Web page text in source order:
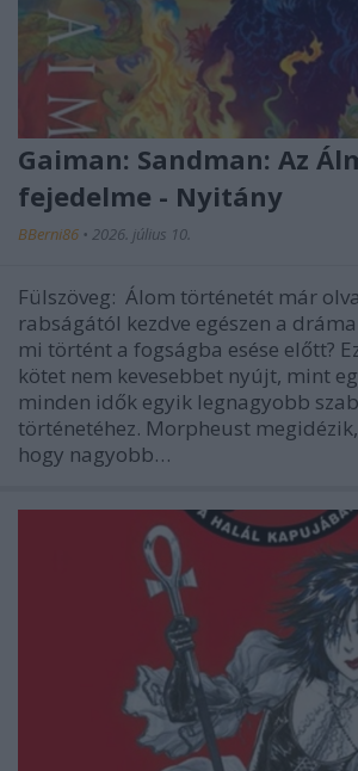
Gaiman: Sandman: Az
fejedelme - Nyitány
BBerni86 • 2026. július 10.
Fülszöveg: Álom történetét már
rabságától kezdve egészen a
mi történt a fogságba esése előtt?
kötet nem kevesebbet nyújt, mint
minden idők egyik legnagyobb
történetéhez. Morpheust
hogy nagyobb…